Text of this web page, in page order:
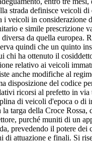
strada definisce veicoli
veicoli in considerazione
e simile prescrizione
da quella
quindi che un quinto
chi ha ottenuto il
relativo ai veicoli
anche modifiche al
disposizione del codice
ricorsi al prefetto in via
di veicoli d'epoca o di
targa della Croce
purché muniti di un
prevedendo il potere
di attuazione e finali. Si